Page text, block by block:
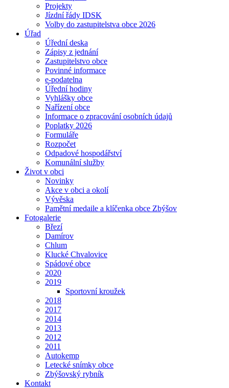
Projekty
Jízdní řády IDSK
Volby do zastupitelstva obce 2026
Úřad
Úřední deska
Zápisy z jednání
Zastupitelstvo obce
Povinné informace
e-podatelna
Úřední hodiny
Vyhlášky obce
Nařízení obce
Informace o zpracování osobních údajů
Poplatky 2026
Formuláře
Rozpočet
Odpadové hospodářství
Komunální služby
Život v obci
Novinky
Akce v obci a okolí
Vývěska
Pamětní medaile a klíčenka obce Zbýšov
Fotogalerie
Březí
Damírov
Chlum
Klucké Chvalovice
Spádové obce
2020
2019
Sportovní kroužek
2018
2017
2014
2013
2012
2011
Autokemp
Letecké snímky obce
Zbýšovský rybník
Kontakt